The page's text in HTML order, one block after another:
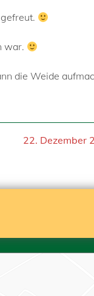
war.
die Weide
22. Dezember